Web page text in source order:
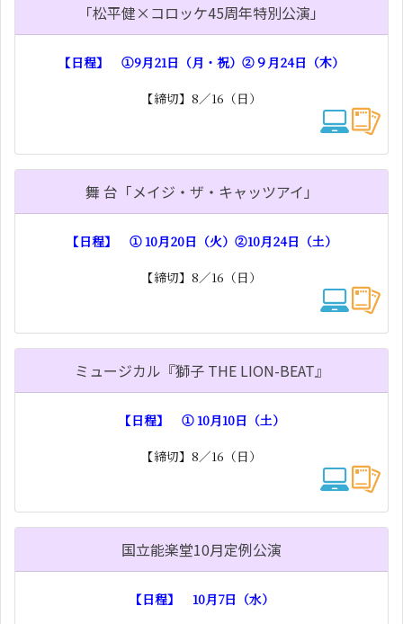
「松平健×コロッケ45周年特別公演」
【日程】 ①9月21日（月・祝）②９月24日（木）
【締切】8／16（日）
舞 台「メイジ・ザ・キャッツアイ」
【日程】 ① 10月20日（火）②10月24日（土）
【締切】8／16（日）
ミュージカル『獅子 THE LION-BEAT』
【日程】 ① 10月10日（土）
【締切】8／16（日）
国立能楽堂10月定例公演
【日程】 10月7日（水）